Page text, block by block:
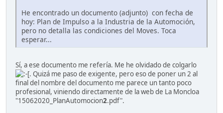
He encontrado un documento (adjunto) con fecha de
hoy: Plan de Impulso a la Industria de la Automoción,
pero no detalla las condiciones del Moves. Toca
esperar...
Sí, a ese documento me refería. Me he olvidado de colgarlo
. Quizá me paso de exigente, pero eso de poner un 2 al
final del nombre del documento me parece un tanto poco
profesional, viniendo directamente de la web de La Moncloa
"15062020_PlanAutomocion2.pdf".